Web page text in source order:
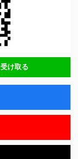
け取る